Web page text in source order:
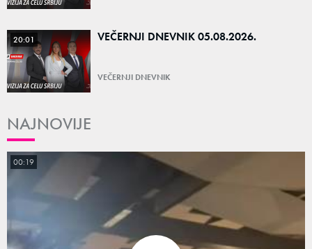
20:01 VEČERNJI DNEVNIK 05.08.2026.
VEČERNJI DNEVNIK
NAJNOVIJE
00:19